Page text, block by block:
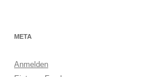
META
Anmelden